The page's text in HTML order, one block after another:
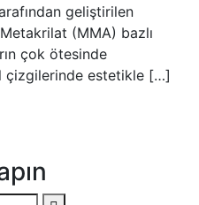
geliştirilen
(MMA) bazlı
çok ötesinde
çizgilerinde estetikle […]